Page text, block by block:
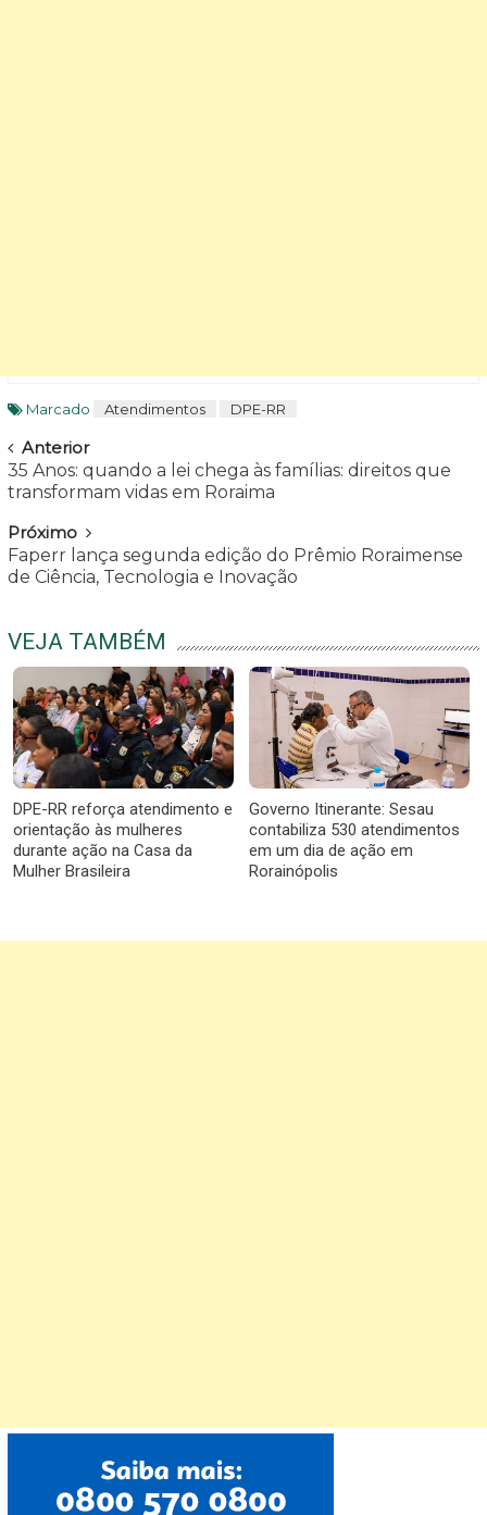
Marcado Atendimentos DPE-RR
Navegar
Anterior
35 Anos: quando a lei chega às famílias: direitos que
transformam vidas em Roraima
Próximo
Faperr lança segunda edição do Prêmio Roraimense
de Ciência, Tecnologia e Inovação
VEJA TAMBÉM
DPE-RR reforça atendimento e
orientação às mulheres
durante ação na Casa da
Mulher Brasileira
Governo Itinerante: Sesau
contabiliza 530 atendimentos
em um dia de ação em
Rorainópolis